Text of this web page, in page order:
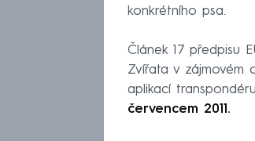
konkrétního psa.
Článek 17 předpisu
Zvířata v zájmovém
aplikací
červencem 2011.